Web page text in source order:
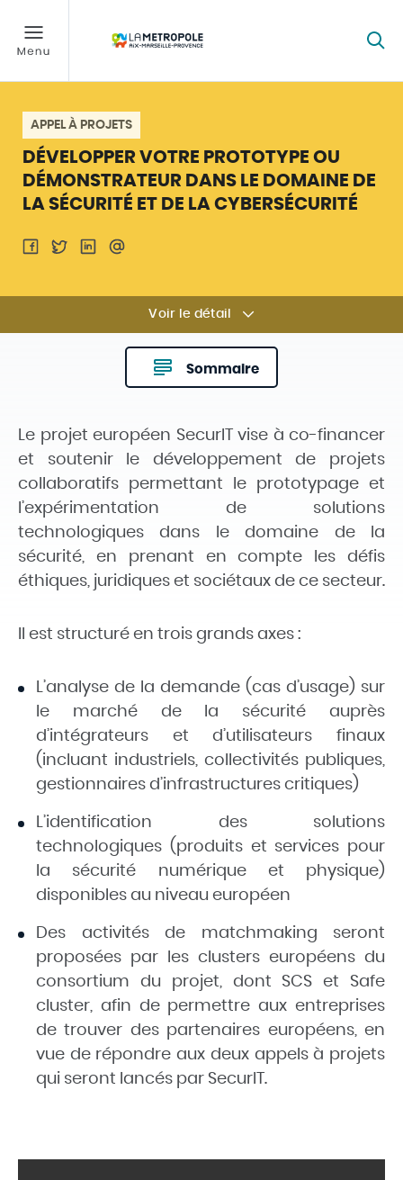
APPEL À PROJETS
DÉVELOPPER VOTRE PROTOTYPE OU
DÉMONSTRATEUR DANS LE DOMAINE DE
LA SÉCURITÉ ET DE LA CYBERSÉCURITÉ
Voir le détail
Sommaire
Le projet européen SecurIT vise à co-financer
et soutenir le développement de projets
collaboratifs permettant
le prototypage et
l’expérimentation de solutions
technologiques dans le domaine de la
sécurité, en prenant en compte les défis
éthiques, juridiques et sociétaux de ce secteur.
Il est structuré en trois grands axes :
L’analyse de la demande (cas d’usage) sur
le marché de la sécurité auprès
d’intégrateurs et d’utilisateurs finaux
(incluant industriels, collectivités publiques,
gestionnaires d’infrastructures critiques)
L’identification des solutions
technologiques (produits et services pour
la sécurité numérique et physique)
disponibles au niveau européen
Des activités de matchmaking seront
proposées par les clusters européens du
consortium du projet, dont SCS et Safe
cluster, afin de permettre aux entreprises
de trouver des partenaires européens, en
vue de répondre aux deux appels à projets
qui seront lancés par SecurIT.